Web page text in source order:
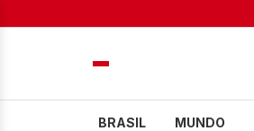
BRASIL MUNDO